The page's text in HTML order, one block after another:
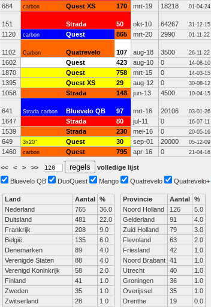
684
carbon Quest XS 170 mrt-19 18218 01-04-24
151 Strada 50 okt-10 64267 31-12-15
1120
carbon Quest 865 mrt-20 2990 01-11-22
1102 Carbon Quatrevelo 107 aug-18 3500 26-11-22
1602
Quest 423 aug-10 0 14-08-10
1870
Quest 758 mrt-15 0 14-03-15
1395
Quest XS 29 aug-12 0 30-08-12
1058
Strada 148 jun-13 4500 10-04-15
641 Strada carbon Bluevelo QB 97 mrt-16 20106 03-01-26
1647
Strada 80 jul-11 0 16-07-11
1539
Strada 230 mei-16 0 20-05-16
649
3x20" Quest 30 sep-01 20000 05-12-09
1460
carbon Quest 795 apr-16 0 21-04-16
<< < > >>
volledige lijst
Bluevelo QB
DuoQuest Mango Quatrevelo Quatrevelo+
Land Aantal %
Nederland
765
36.0
Duitsland
481
22.0
Frankrijk
208
9.0
België
135
6.0
Denemarken
89
4.0
Verenigde Staten
88
4.0
Verenigd Koninkrijk
58
2.0
Finland
41
1.0
Zweden
35
1.0
Zwitserland
28
1.0
Provincie Aantal %
Noord Holland
126
5.0
Gelderland
91
4.0
Zuid Holland
79
3.0
Flevoland
63
2.0
Friesland
42
1.0
Noord Brabant 41
1.0
Utrecht
40
1.0
Groningen
36
1.0
Overijssel
35
1.0
Drenthe
19
0.0